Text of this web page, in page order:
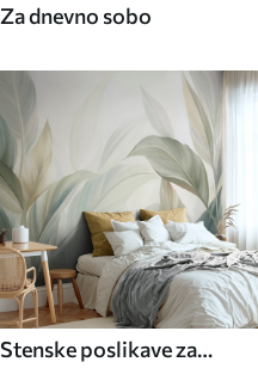
Za dnevno sobo
Stenske poslikave za